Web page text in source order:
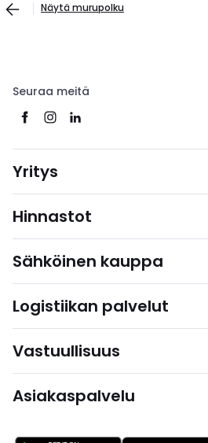
Näytä murupolku
Seuraa meitä
Yritys
Hinnastot
Sähköinen kauppa
Logistiikan palvelut
Vastuullisuus
Asiakaspalvelu